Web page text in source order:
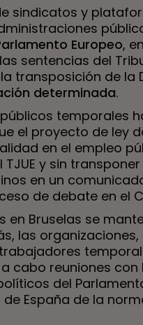
sindicatos y
Europeo,
sentencias del
transposición de la
determinada.
temporales
el proyecto de ley
en el empleo
y sin
en un
de debate en el
en Bruselas se
las
cabo reuniones
del
España de la